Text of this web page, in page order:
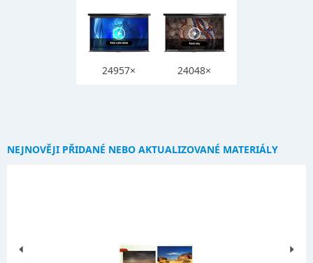
24957× 24048×
NEJNOVĚJI PŘIDANÉ NEBO AKTUALIZOVANÉ MATERIÁLY